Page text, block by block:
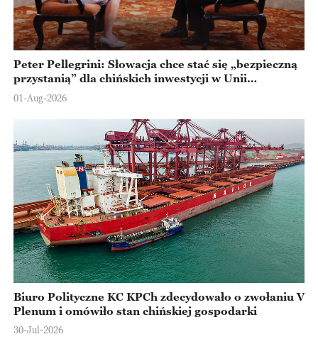
Peter Pellegrini: Słowacja chce stać się „bezpieczną
przystanią” dla chińskich inwestycji w Unii
Europejskiej
01-Aug-2026
Biuro Polityczne KC KPCh zdecydowało o zwołaniu V
Plenum i omówiło stan chińskiej gospodarki
30-Jul-2026